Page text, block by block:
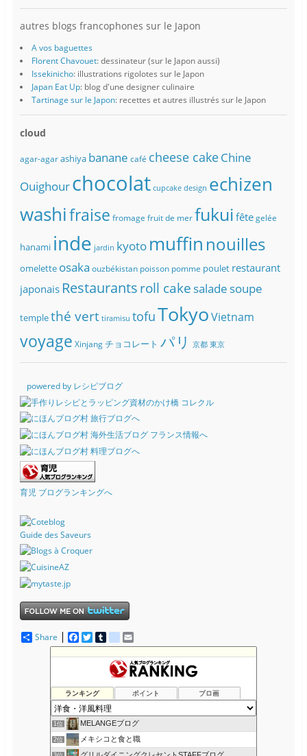
autres blogs francophones sur le Japon
A vos baguettes
Florent Chavouet: dessinateur (sur le Japon aussi)
Issekinicho: illustrations rigolotes sur le Japon
Japan Eat Up: blog d'une designer culinaire
Tartinage sur le Japon: recettes et autres illustrés sur le Japon
cloud
agar-agar ashiya banane café cheese cakeChine
Ouighourchocolat cupcake design echizen
washifraise fromage fruit de mer fukui fête gelée
hanami inde jardin kyoto muffin nouilles
omelette osaka ouzbékistan poisson pomme poulet restaurant
japonais Restaurantsroll cake salade soupe
templethé vert tiramisu tofuTokyoVietnam
voyage Xinjang チョコレート パリ 京都 東京
powered by レシピブログ
育児 ブログランキングへ
Guide des Saveurs
Share
F
a
c
o
o
k
T
w
i
e
r
T
u
m
b
d
e
l
i
c
o
u
s
m
a
i
l
ランキング ポイント ブロ画
1位 MELANGEブログ
2位 メキシコと食と職